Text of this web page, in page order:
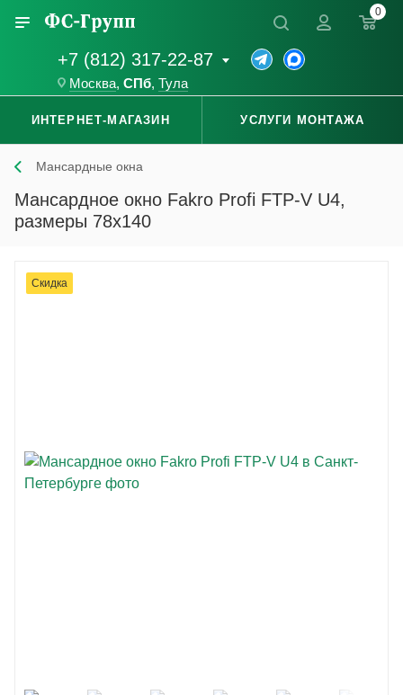
+7 (812) 317-22-87
Москва, СПб, Тула
0
ИНТЕРНЕТ-МАГАЗИН УСЛУГИ МОНТАЖА
Мансардные окна
Мансардное окно Fakro Profi FTP-V U4,
размеры 78x140
Скидка